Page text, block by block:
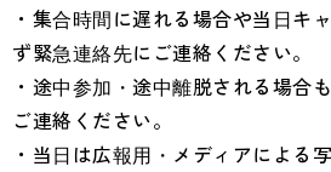
・集合時間に遅れる場合や当日キ
ず緊急連絡先にご連絡ください。
・途中参加・途中離脱される場合
ご連絡ください。
・当日は広報用・メディアによる